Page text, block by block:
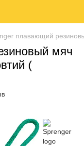
плавающий
мяч
(